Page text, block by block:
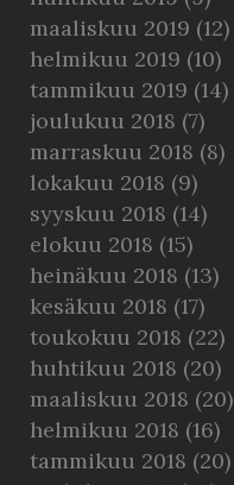
maaliskuu 2019 (12)
helmikuu 2019 (10)
tammikuu 2019 (14)
joulukuu 2018 (7)
marraskuu 2018 (8)
lokakuu 2018 (9)
syyskuu 2018 (14)
elokuu 2018 (15)
heinäkuu 2018 (13)
kesäkuu 2018 (17)
toukokuu 2018 (22)
huhtikuu 2018 (20)
maaliskuu 2018 (20)
helmikuu 2018 (16)
tammikuu 2018 (20)